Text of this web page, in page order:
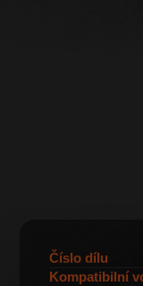
Číslo dílu
Kompatibilní